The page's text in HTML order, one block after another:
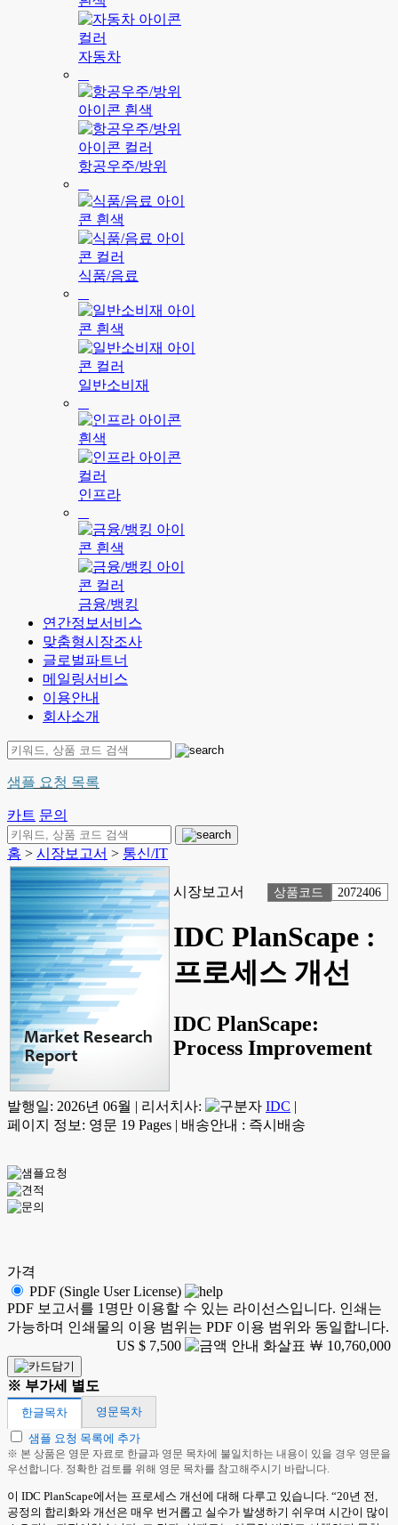
자동차
항공우주/방위
식품/음료
일반소비재
인프라
금융/뱅킹
연간정보서비스
맞춤형시장조사
글로벌파트너
메일링서비스
이용안내
회사소개
샘플 요청 목록
카트 문의
홈 > 시장보고서 > 통신/IT
시장보고서 상품코드 2072406
IDC PlanScape :
프로세스 개선
IDC PlanScape:
Process Improvement
발행일: 2026년 06월 | 리서치사: IDC |
페이지 정보: 영문 19 Pages | 배송안내 : 즉시배송
가격
PDF (Single User License)
PDF 보고서를 1명만 이용할 수 있는 라이선스입니다. 인쇄는
가능하며 인쇄물의 이용 범위는 PDF 이용 범위와 동일합니다.
US $ 7,500
￦ 10,760,000
※ 부가세 별도
한글목차
영문목차
샘플 요청 목록에 추가
※ 본 상품은 영문 자료로 한글과 영문 목차에 불일치하는 내용이 있을 경우 영문을
우선합니다. 정확한 검토를 위해 영문 목차를 참고해주시기 바랍니다.
이 IDC PlanScape에서는 프로세스 개선에 대해 다루고 있습니다. “20년 전,
공정의 합리화와 개선은 매우 번거롭고 실수가 발생하기 쉬우며 시간이 많이